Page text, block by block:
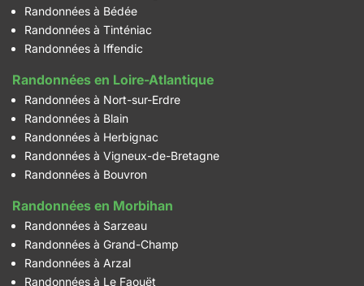
Randonnées à Bédée
Randonnées à Tinténiac
Randonnées à Iffendic
Randonnées en Loire-Atlantique
Randonnées à Nort-sur-Erdre
Randonnées à Blain
Randonnées à Herbignac
Randonnées à Vigneux-de-Bretagne
Randonnées à Bouvron
Randonnées en Morbihan
Randonnées à Sarzeau
Randonnées à Grand-Champ
Randonnées à Arzal
Randonnées à Le Faouët